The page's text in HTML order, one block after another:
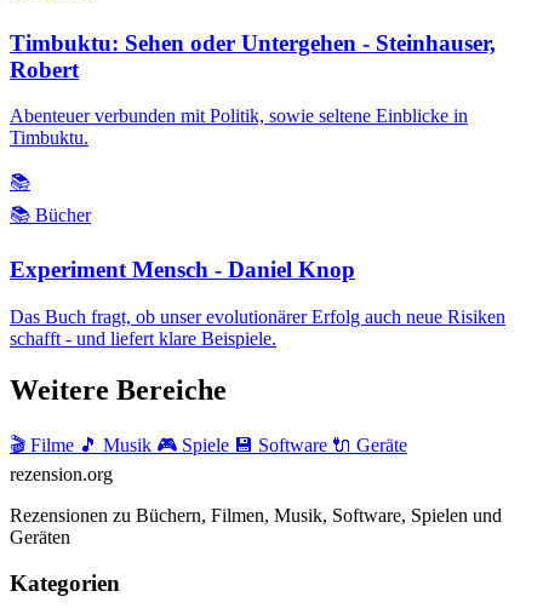
Timbuktu: Sehen oder Untergehen - Steinhauser,
Robert
Abenteuer verbunden mit Politik, sowie seltene Einblicke in
Timbuktu.
📚
📚 Bücher
Experiment Mensch - Daniel Knop
Das Buch fragt, ob unser evolutionärer Erfolg auch neue Risiken
schafft - und liefert klare Beispiele.
Weitere Bereiche
🎬 Filme 🎵 Musik 🎮 Spiele 💾 Software 🔌 Geräte
rezension.org
Rezensionen zu Büchern, Filmen, Musik, Software, Spielen und
Geräten
Kategorien